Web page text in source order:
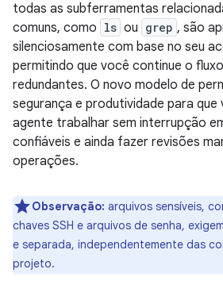
todas as subferramentas
comuns, como ls ou grep , são
silenciosamente com base no seu
permitindo que você continue o
redundantes. O novo modelo de
segurança e produtividade para
agente trabalhar sem interrupção
confiáveis e ainda fazer revisões
operações.
Observação: arquivos sensíveis,
chaves SSH e arquivos de senha,
e separada, independentemente das
projeto.